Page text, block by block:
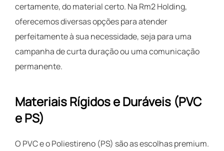
certamente, do material certo. Na Rm2 Holding,
oferecemos diversas opções para atender
perfeitamente à sua necessidade, seja para uma
campanha de curta duração ou uma comunicação
permanente.
Materiais Rígidos e Duráveis (PVC
e PS)
O PVC e o Poliestireno (PS) são as escolhas premium.